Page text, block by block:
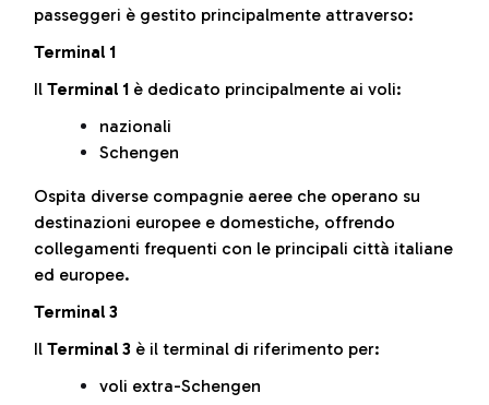
passeggeri è gestito principalmente attraverso:
Terminal 1
Il Terminal 1 è dedicato principalmente ai voli:
nazionali
Schengen
Ospita diverse compagnie aeree che operano su
destinazioni europee e domestiche, offrendo
collegamenti frequenti con le principali città italiane
ed europee.
Terminal 3
Il Terminal 3 è il terminal di riferimento per:
voli extra-Schengen